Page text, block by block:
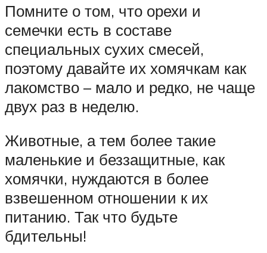
Помните о том, что орехи и
семечки есть в составе
специальных сухих смесей,
поэтому давайте их хомячкам как
лакомство – мало и редко, не чаще
двух раз в неделю.
Животные, а тем более такие
маленькие и беззащитные, как
хомячки, нуждаются в более
взвешенном отношении к их
питанию. Так что будьте
бдительны!